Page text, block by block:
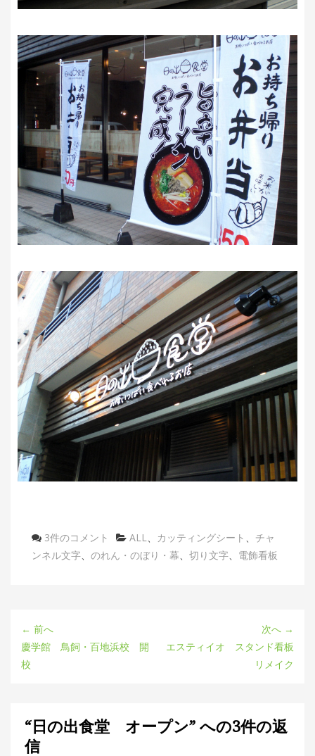
3件のコメント
カ
テ
ALL カッティングシート
チャ
ンネル文字
のれん・のぼり・幕 切り文字 電飾看板
← 前へ
慶学館 鳥飼・百地浜校 開
校
次へ →
エスティイオ スタンド看板
リメイク
“日の出食堂 オープン” への3件の返
信